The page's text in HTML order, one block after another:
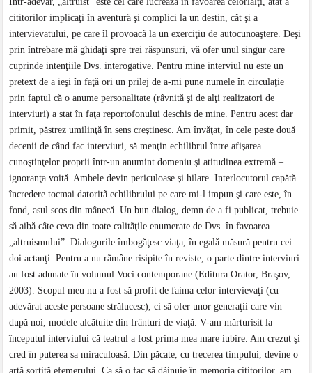
cititorilor implicaţi în aventură şi complici la un destin, cât şi a
intervievatului, pe care îl provoacã la un exerciţiu de autocunoaştere. Deşi
prin întrebare mă ghidaţi spre trei răspunsuri, vă ofer unul singur care
cuprinde intenţiile Dvs. interogative. Pentru mine interviul nu este un
pretext de a ieşi în faţă ori un prilej de a-mi pune numele în circulaţie
prin faptul că o anume personalitate (râvnită şi de alţi realizatori de
interviuri) a stat în faţa reportofonului deschis de mine. Pentru acest dar
primit, păstrez umilinţă în sens creştinesc. Am învăţat, în cele peste două
decenii de când fac interviuri, să menţin echilibrul între afişarea
cunoştinţelor proprii într-un anumint domeniu şi atitudinea extremă –
ignoranţa voită. Ambele devin periculoase şi hilare. Interlocutorul capătă
încredere tocmai datoritã echilibrului pe care mi-l impun şi care este, în
fond, asul scos din mânecă. Un bun dialog, demn de a fi publicat, trebuie
să aibă câte ceva din toate calitãţile enumerate de Dvs. în favoarea
„altruismului”. Dialogurile îmbogăţesc viaţa, în egală măsură pentru cei
doi actanţi. Pentru a nu rãmâne risipite în reviste, o parte dintre interviuri
au fost adunate în volumul Voci contemporane (Editura Orator, Braşov,
2003). Scopul meu nu a fost să profit de faima celor intervievaţi (cu
adevărat aceste persoane strălucesc), ci sã ofer unor generaţii care vin
după noi, modele alcãtuite din frânturi de viaţă. V-am mărturisit la
începutul interviului că teatrul a fost prima mea mare iubire. Am crezut şi
cred în puterea sa miraculoasă. Din păcate, cu trecerea timpului, devine o
artă sortită efemerului. Ca să o fac sã dãinuie în memoria cititorilor, am